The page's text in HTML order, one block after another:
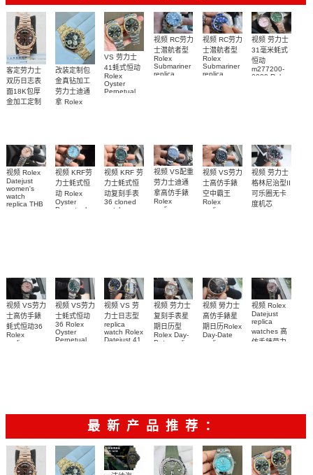
客定劳力士
双历日志表
面18K包厚
金加工定制
watch
改装定制包
金真钻加工
劳力士迪通
拿 Rolex
diamonds
m126508-
0003腕表
VS 劳力士
41蚝式恒动
Rolex
Oyster
Perpetual
视频 RC劳力
士潜航者型
Rolex
Submariner
replica
视频 RC劳力
士潜航者型
Rolex
Submariner
replica
视频 劳力士
31毫米蚝式
恒动
m277200-
0009 Rolex
视频 Rolex
Datejust
women's
watch
replica THB
视频 KRF劳
力士蚝式恒
动 Rolex
Oyster
Perpetual
视频 KRF 劳
力士蚝式恒
动复刻手表
36 cloned
watch
视频 VS配重
劳力士迪通
拿高仿手錶
Rolex
replica
视频 VS劳力
士高仿手錶
空中霸王
Rolex
replica
视频 劳力士
格林尼治型II
可乐圈无卡
度机芯
视频 VS劳力
士高仿手錶
蚝式恒动36
Rolex
replica
视频 VS劳力
士蚝式恒动
36 Rolex
Oyster
Perpetual
视频 VS 劳
力士日志型
replica
watch Rolex
Datejust 41
视频 劳力士
复刻手表星
期日历型
Rolex Day-
Date replica
视频 勞力士
高仿手錶星
期日历Rolex
Day-Date
replica
视频 Rolex
Datejust
replica
watches 高
仿手錶劳力
最新产品推荐：